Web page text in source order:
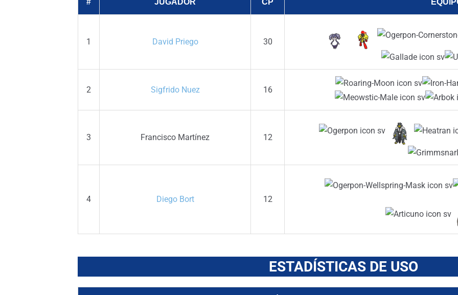
# JUGADOR CP
1 David Priego 30
2 Sigfrido Nuez 16
3 Francisco Martínez 12
4 Diego Bort 12
ESTADÍSTICAS DE USO